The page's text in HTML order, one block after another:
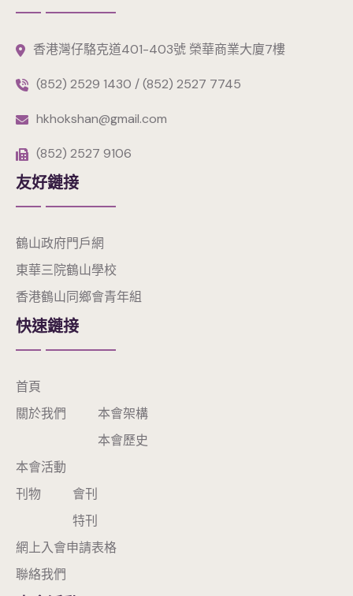
香港灣仔駱克道401-403號 榮華商業大廈7樓
(852) 2529 1430 / (852) 2527 7745
hkhokshan@gmail.com
(852) 2527 9106
友好鏈接
鶴山政府門戶網
東華三院鶴山學校
香港鶴山同鄉會青年組
快速鏈接
首頁
關於我們
本會架構
本會歷史
本會活動
刊物
會刊
特刊
網上入會申請表格
聯絡我們